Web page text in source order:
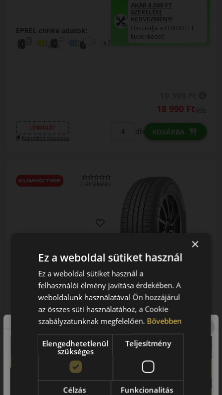
EPREL cimke adatok:
AKÁR 8.000 FT
SZERELÉSI
KEDVEZMÉNY!
Használja a LENDÜLET
kuponkódot!
18 990 Ft/db
LENDÜLET
Kuponkód másolása
db KOSÁRBA
0 értékelés
NYÁRI GUMI
ES31 Ecowing
EPREL cimke adatok:
AKÁR 8.000 FT
SZERELÉSI
KEDVEZMÉNY!
Használja a LENDÜLET
kuponkódot!
19 490 Ft
19 090 Ft
×
Ez a weboldal sütiket használ
Ez a weboldal sütiket használ a
felhasználói élmény javítása érdekében. A
weboldalunk használatával Ön hozzájárul
az összes süti használatához, a Cookie
szabályzatunknak megfelelően. Bővebben
Elengedhetetlenül
szükséges
Teljesítmény
Célzás Funkcionalitás